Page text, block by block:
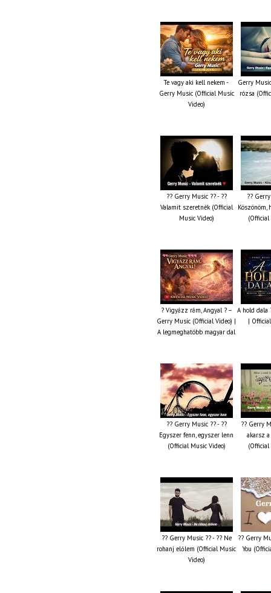
Te vagy aki kell nekem -
Gerry Music (Official Music
Video)
Gerry
rózsa
?? Gerry Music ?? - ??
Valamit szeretnék (Official
Music Video)
??
Köszönöm,
(Official
? Vigyázz rám, Angyal ? –
Gerry Music (Official Video) |
A legmeghatóbb magyar dal
A hold dala
|
?? Gerry Music ?? - ??
Egyszer fenn, egyszer lenn
(Official Music Video)
?? Gerry
akarsz
(Official
?? Gerry Music ?? - ?? Ne
rohanj előlem (Official Music
Video)
?? Gerry
You